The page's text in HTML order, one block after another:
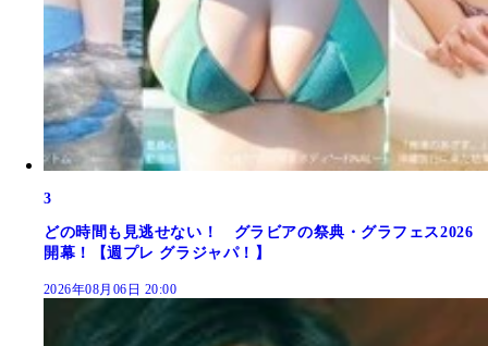
3
どの時間も見逃せない！ グラビアの祭典・グラフェス2026
開幕！【週プレ グラジャパ！】
2026年08月06日 20:00